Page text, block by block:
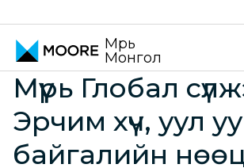
Үнэ шилжилтийн зөвлөх үйлчилгээ
Мүүрь
Монгол
Мүүрь Глобал
Эрчим хүч, уул
байгалийн